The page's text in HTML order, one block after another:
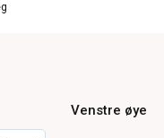
Venstre øye